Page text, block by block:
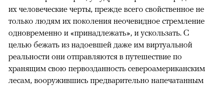
их человеческие черты, прежде всего свойственное не
только людям их поколения неочевидное стремление
одновременно и «принадлежать», и ускользать. С
целью бежать из надоевшей даже им виртуальной
реальности они отправляются в путешествие по
хранящим свою первозданность североамериканским
лесам, вооружившись предварительно напечатанным